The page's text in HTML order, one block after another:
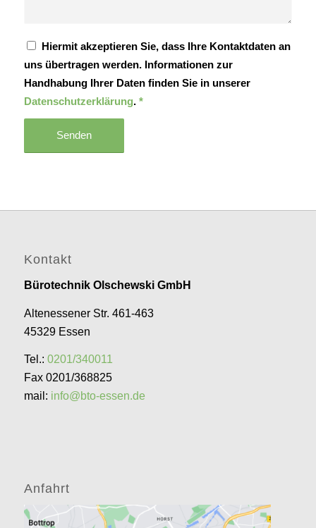
Hiermit akzeptieren Sie, dass Ihre Kontaktdaten an
uns übertragen werden. Informationen zur
Handhabung Ihrer Daten finden Sie in unserer
Datenschutzerklärung. *
Kontakt
Bürotechnik Olschewski GmbH
Altenessener Str. 461-463
45329 Essen
Tel.: 0201/340011
Fax 0201/368825
mail: info@bto-essen.de
Anfahrt